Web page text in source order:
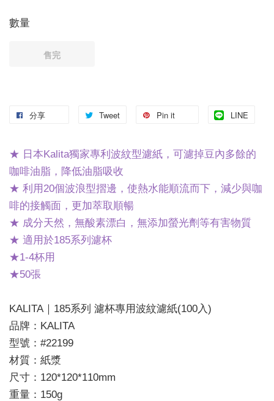
數量
售完
分享 Tweet Pin it LINE
★ 日本Kalita獨家專利波紋型濾紙，可濾掉豆內多餘的
咖啡油脂，降低油脂吸收
★ 利用20個波浪型摺邊，使熱水能順流而下，減少與咖
啡的接觸面，更加萃取順暢
★ 成分天然，無酸素漂白，無添加螢光劑等有害物質
★ 適用於185系列濾杯
★1-4杯用
★50張
KALITA｜185系列 濾杯專用波紋濾紙(100入)
品牌：KALITA
型號：#22199
材質：紙漿
尺寸：120*120*110mm
重量：150g